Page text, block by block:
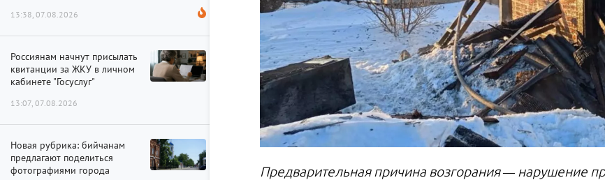
13:38, 07.08.2026
Россиянам начнут присылать
квитанции за ЖКУ в личном
кабинете "Госуслуг"
13:07, 07.08.2026
Новая рубрика: бийчанам
предлагают поделиться
фотографиями города
Предварительная причина возгорания — нарушение